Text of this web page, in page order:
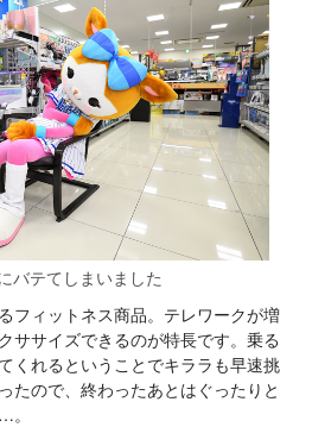
バテてしまいました
フィットネス商品。テレワークが増
ササイズできるのが特長です。乗る
くれるということでキララも早速挑
たので、終わったあとはぐったりと